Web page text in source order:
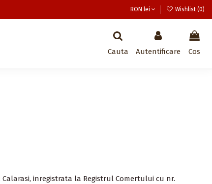
RON lei Wishlist (0)
Cauta Autentificare Cos
Calarasi, inregistrata la Registrul Comertului cu nr.